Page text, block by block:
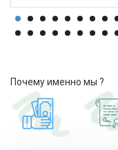
Почему именно мы ?